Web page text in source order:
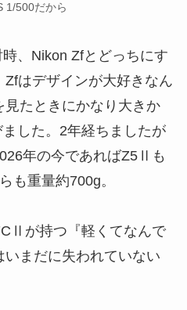
1/500だから
、Nikon Zfとどっちにす
はデザインが大好きなん
たときにかなり大きか
した。2年経ちましたが
年の今であればZ5Ⅱも
も重量約700g。
が持つ『軽くてなんで
いまだに失われていない